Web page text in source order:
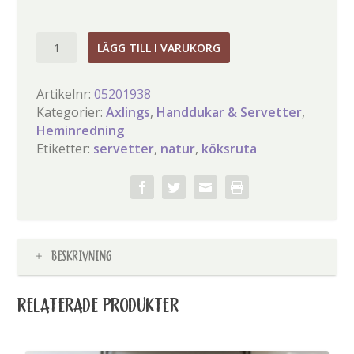
Axlings
Pappservett
natur
mängd
LÄGG TILL I VARUKORG
Artikelnr:05201938
Kategorier:Axlings, Handdukar & Servetter,
Heminredning
Etiketter: servetter, natur, köksruta
BESKRIVNING
RELATERADE PRODUKTER